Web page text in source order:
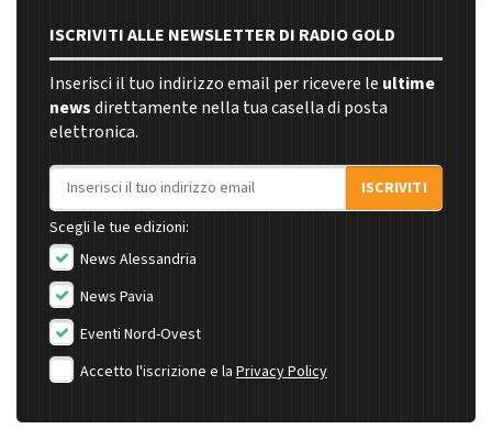
ISCRIVITI ALLE NEWSLETTER DI RADIO GOLD
Inserisci il tuo indirizzo email per ricevere le ultime
newsdirettamente nella tua casella di posta
elettronica.
Indirizzo email
ISCRIVITI
Scegli le tue edizioni:
News Alessandria
News Pavia
Eventi Nord-Ovest
Accetto l'iscrizione e la Privacy Policy